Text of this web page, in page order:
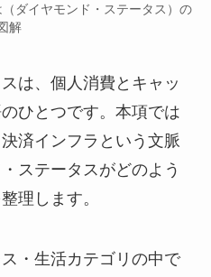
ダイヤモンド・ステータス）の
解
は、個人消費とキャッ
ひとつです。本項では
済インフラという文脈
ステータスがどのよう
理します。
・生活カテゴリの中で